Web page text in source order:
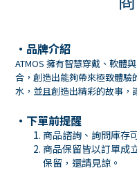
・品牌介紹
ATMOS 擁有智慧穿戴、軟體
合，創造出能夠帶來極致體
水，並且創造出精彩的故事，
・下單前提醒
商品諮詢、詢問庫存
商品保留皆以訂單成
保留，還請見諒。